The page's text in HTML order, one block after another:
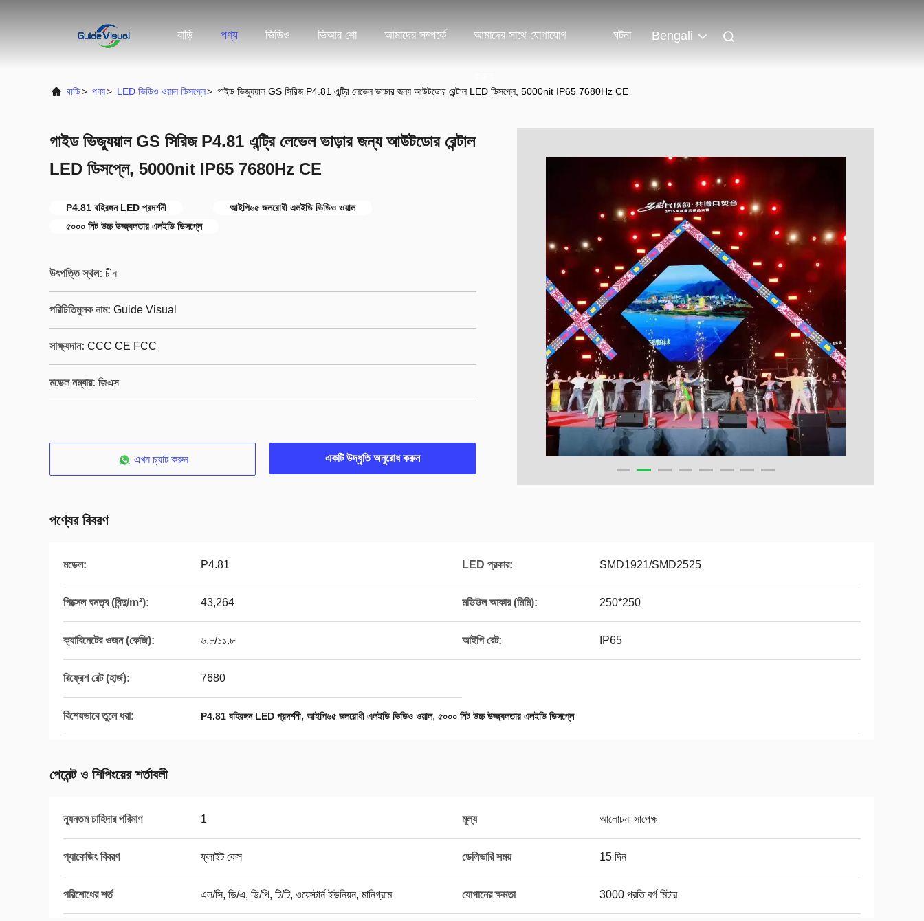
বাড়ি পণ্য ভিডিও ভিআর শো আমাদের সম্পর্কে আমাদের সাথে যোগাযোগ ঘটনা Bengali
বাড়ি> পণ্য> LED ভিডিও ওয়াল ডিসপ্লে> গাইড ভিজ্যুয়াল GS সিরিজ P4.81 এন্ট্রি লেভেল ভাড়ার জন্য আউটডোর রেন্টাল LED ডিসপ্লে, 5000nit IP65 7680Hz CE
গাইড ভিজ্যুয়াল GS সিরিজ P4.81 এন্ট্রি লেভেল ভাড়ার জন্য আউটডোর রেন্টাল
LED ডিসপ্লে, 5000nit IP65 7680Hz CE
P4.81 বহিরঙ্গন LED প্রদর্শনী
আইপি৬৫ জলরোধী এলইডি ভিডিও ওয়াল
৫০০০ নিট উচ্চ উজ্জ্বলতার এলইডি ডিসপ্লে
উৎপত্তি স্থল: চীন
পরিচিতিমুলক নাম: Guide Visual
সাক্ষ্যদান: CCC CE FCC
মডেল নম্বার: জিএস
এখন চ্যাট করুন একটি উদ্ধৃতি অনুরোধ করুন
পণ্যের বিবরণ
মডেল: P4.81 LED প্রকার: SMD1921/SMD2525
পিক্সেল ঘনত্ব (বিন্দু/m²): 43,264 মডিউল আকার (মিমি): 250*250
ক্যাবিনেটের ওজন (কেজি): ৬.৮/১১.৮ আইপি রেট: IP65
রিফ্রেশ রেট (হার্জ): 7680
বিশেষভাবে তুলে ধরা: P4.81 বহিরঙ্গন LED প্রদর্শনী, আইপি৬৫ জলরোধী এলইডি ভিডিও ওয়াল, ৫০০০ নিট উচ্চ উজ্জ্বলতার এলইডি ডিসপ্লে
পেমেন্ট ও শিপিংয়ের শর্তাবলী
ন্যূনতম চাহিদার পরিমাণ 1 মূল্য আলোচনা সাপেক্ষ
প্যাকেজিং বিবরণ ফ্লাইট কেস ডেলিভারি সময় 15 দিন
পরিশোধের শর্ত এল/সি, ডি/এ, ডি/পি, টি/টি, ওয়েস্টার্ন ইউনিয়ন, মানিগ্রাম যোগানের ক্ষমতা 3000 প্রতি বর্গ মিটার